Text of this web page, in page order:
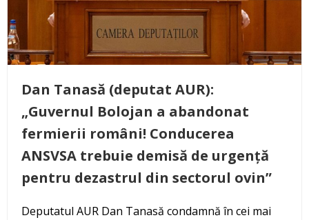
Dan Tanasă (deputat AUR):
„Guvernul Bolojan a abandonat
fermierii români! Conducerea
ANSVSA trebuie demisă de urgență
pentru dezastrul din sectorul ovin”
Deputatul AUR Dan Tanasă condamnă în cei mai